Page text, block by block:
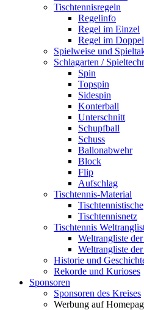
Tischtennisregeln
Regelinfo
Regel im Einzel
Regel im Doppel
Spielweise und
Schlagarten /
Spin
Topspin
Sidespin
Konterball
Unterschnitt
Schupfball
Schuss
Ballonabwehr
Block
Flip
Aufschlag
Tischtennis-Material
Tischtennistische
Tischtennisnetz
Tischtennis
Weltrangliste
Weltrangliste
Historie und
Rekorde und Kurioses
Sponsoren
Sponsoren des Kreises
Werbung auf